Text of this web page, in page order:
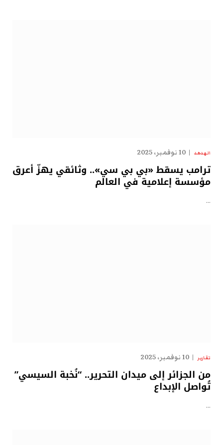
الهدهد 10 نوفمبر، 2025
ترامب يسقط «بي بي سي».. وثائقي يهزّ أعرق
مؤسسة إعلامية في العالم
…
تقارير 10 نوفمبر، 2025
من الجزائر إلى ميدان التحرير.. “نُخبة السيسي”
تُواصل الإبداع
…